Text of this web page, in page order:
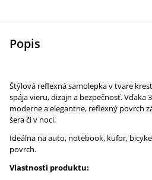
Popis
Štýlová reflexná samolepka v tvare
spája vieru, dizajn a bezpečnosť. Vďaka
moderne a elegantne, reflexný povrch
šera či v noci.
Ideálna na auto, notebook, kufor,
povrch.
Vlastnosti produktu: